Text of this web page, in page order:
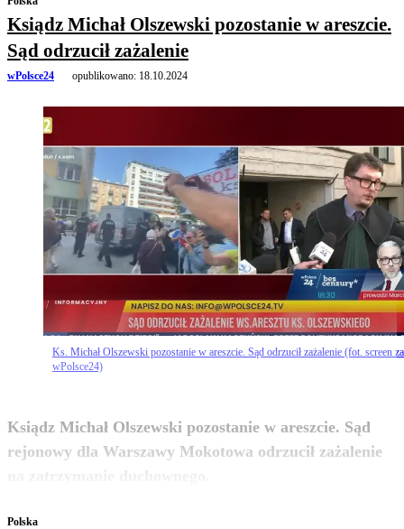
Ksiądz Michał Olszewski pozostanie w areszcie.
Sąd odrzucił zażalenie
wPolsce24 opublikowano: 18.10.2024
Ks. Michał Olszewski pozostanie w areszcie. Sąd odrzucił zażalenie (fot. screen za
wPolsce24)
Ksiądz Michał Olszewski pozostanie w areszcie. Sąd
rejonowy dla Warszawy Mokotowa odrzucił zażalenie
zobacz więcej
Polska